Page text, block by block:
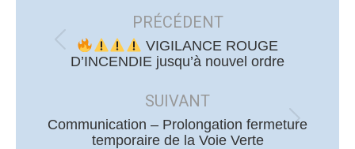
PRÉCÉDENT
Article
précédent
:
VIGILANCE ROUGE
D’INCENDIE jusqu’à nouvel ordre
SUIVANT
Article
Communication – Prolongation fermeture
temporaire de la Voie Verte